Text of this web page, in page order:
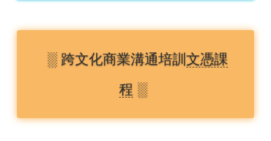
░ 跨文化商業溝通培訓文憑課
程 ░